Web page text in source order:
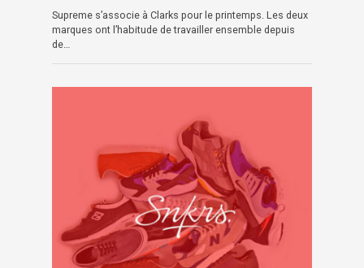
Supreme s’associe à Clarks pour le printemps. Les deux
marques ont l’habitude de travailler ensemble depuis
de…